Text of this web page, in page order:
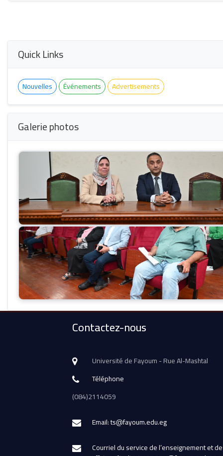
Quick Links
Nouvelles Événements Advertisements
Galerie photos
Contactez-nous
Université de Fayoum - Rue Al-Mashtal
Téléphone
(084)2114059
Email: ts@fayoum.edu.eg
Courriel du service de l’enseignement et